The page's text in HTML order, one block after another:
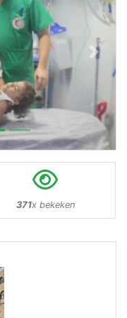
Next
371x bekeken